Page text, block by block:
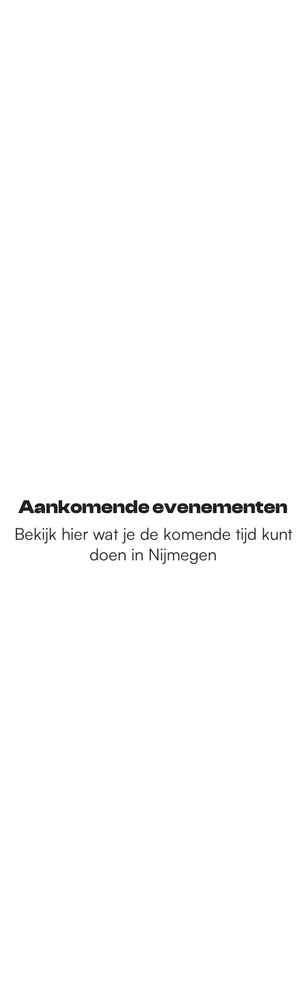
Aankomende evenementen
Bekijk hier wat je de komende tijd kunt
doen in Nijmegen